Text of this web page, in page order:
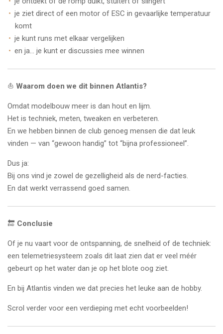
je ziet direct of een motor of ESC in gevaarlijke temperatuur
komt
je kunt runs met elkaar vergelijken
en ja… je kunt er discussies mee winnen
⛵ Waarom doen we dit binnen Atlantis?
Omdat modelbouw meer is dan hout en lijm.
Het is techniek, meten, tweaken en verbeteren.
En we hebben binnen de club genoeg mensen die dat leuk
vinden — van “gewoon handig” tot “bijna professioneel”.
Dus ja:
Bij ons vind je zowel de gezelligheid als de nerd-facties.
En dat werkt verrassend goed samen.
🔚 Conclusie
Of je nu vaart voor de ontspanning, de snelheid of de techniek:
een telemetriesysteem zoals dit laat zien dat er veel méér
gebeurt op het water dan je op het blote oog ziet.
En bij Atlantis vinden we dat precies het leuke aan de hobby.
Scrol verder voor een verdieping met echt voorbeelden!